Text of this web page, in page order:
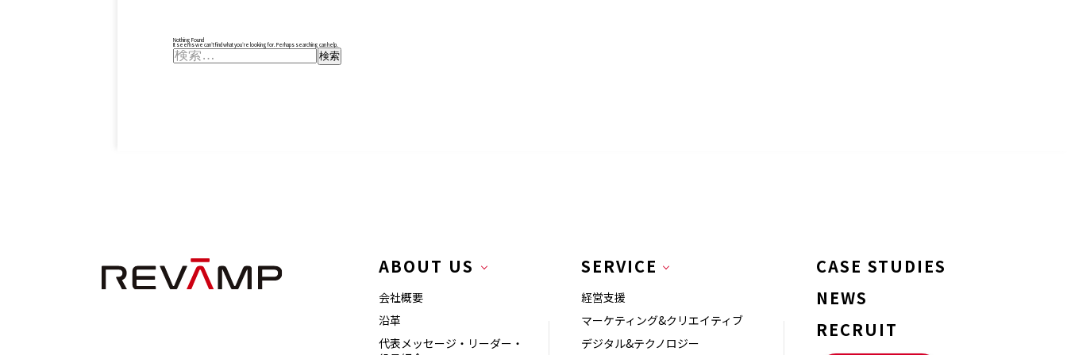
Nothing Found
It seems we can’t find what you’re looking for. Perhaps searching can help.
検
索:
ABOUT US
会社概要
沿革
代表メッセージ・リーダー・
SERVICE
経営支援
マーケティング&クリエイティブ
デジタル&テクノロジー
CASE STUDIES
NEWS
RECRUIT